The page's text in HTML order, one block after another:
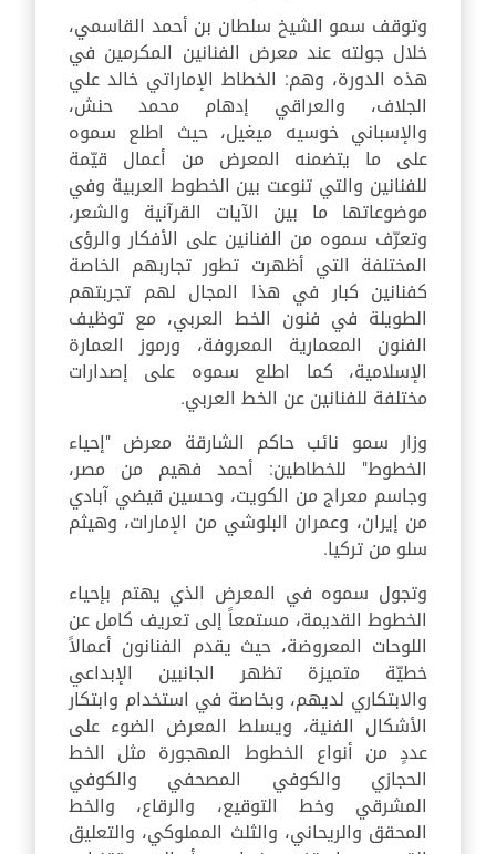
وتوقف سمو الشيخ سلطان بن أحمد القاسمي،
خلال جولته عند معرض الفنانين المكرمين في
هذه الدورة، وهم: الخطاط الإماراتي خالد علي
الجلاف، والعراقي إدهام محمد حنش،
والإسباني خوسيه ميغيل، حيث اطلع سموه
على ما يتضمنه المعرض من أعمال قيّمة
للفنانين والتي تنوعت بين الخطوط العربية وفي
موضوعاتها ما بين الآيات القرآنية والشعر،
وتعرّف سموه من الفنانين على الأفكار والرؤى
المختلفة التي أظهرت تطور تجاربهم الخاصة
كفنانين كبار في هذا المجال لهم تجربتهم
الطويلة في فنون الخط العربي، مع توظيف
الفنون المعمارية المعروفة، ورموز العمارة
الإسلامية، كما اطلع سموه على إصدارات
مختلفة للفنانين عن الخط العربي.
وزار سمو نائب حاكم الشارقة معرض "إحياء
الخطوط" للخطاطين: أحمد فهيم من مصر،
وجاسم معراج من الكويت، وحسين قيضي آبادي
من إيران، وعمران البلوشي من الإمارات، وهيثم
سلو من تركيا.
وتجول سموه في المعرض الذي يهتم بإحياء
الخطوط القديمة، مستمعاً إلى تعريف كامل عن
اللوحات المعروضة، حيث يقدم الفنانون أعمالاً
خطيّة متميزة تظهر الجانبين الإبداعي
والابتكاري لديهم، وبخاصة في استخدام وابتكار
الأشكال الفنية، ويسلط المعرض الضوء على
عددٍ من أنواع الخطوط المهجورة مثل الخط
الحجازي والكوفي المصحفي والكوفي
المشرقي وخط التوقيع، والرقاع، والخط
المحقق والريحاني، والثلث المملوكي، والتعليق